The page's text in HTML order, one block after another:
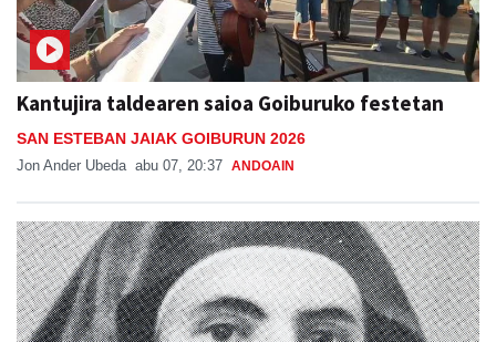
Kantujira taldearen saioa Goiburuko festetan
SAN ESTEBAN JAIAK GOIBURUN 2026
Jon Ander Ubeda abu 07, 20:37 ANDOAIN